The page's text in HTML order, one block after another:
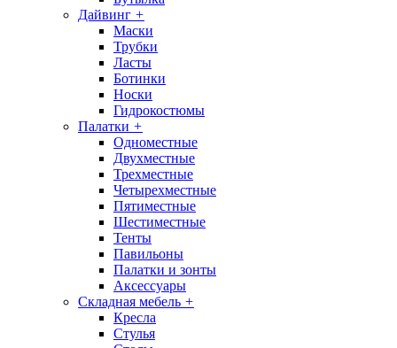
Дайвинг +
Маски
Трубки
Ласты
Ботинки
Носки
Гидрокостюмы
Палатки +
Одноместные
Двухместные
Трехместные
Четырехместные
Пятиместные
Шестиместные
Тенты
Павильоны
Палатки и зонты
Аксессуары
Складная мебель +
Кресла
Стулья